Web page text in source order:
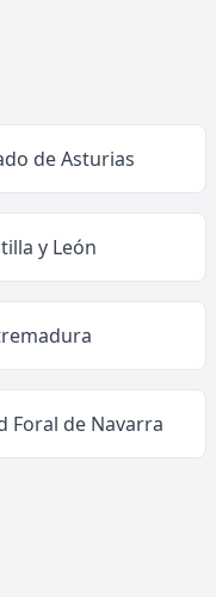
de Asturias
y León
Foral de Navarra